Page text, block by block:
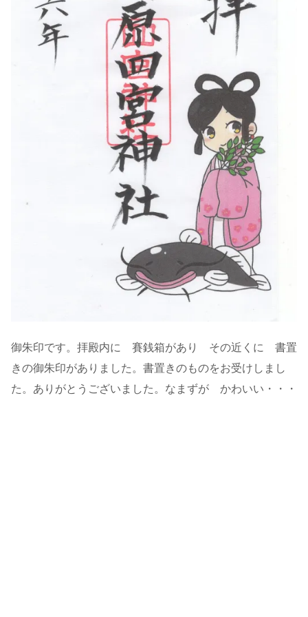
御朱印です。拝殿内に 賽銭箱があり その近くに 書置
きの御朱印がありました。書置きのものをお受けしまし
た。ありがとうございました。なまずが かわいい・・・